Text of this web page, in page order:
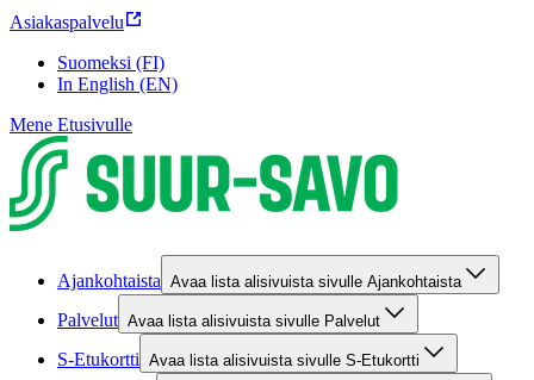
Asiakaspalvelu
Suomeksi (FI)
In English (EN)
Mene Etusivulle
Ajankohtaista Avaa lista alisivuista sivulle Ajankohtaista
Palvelut Avaa lista alisivuista sivulle Palvelut
S-Etukortti Avaa lista alisivuista sivulle S-Etukortti